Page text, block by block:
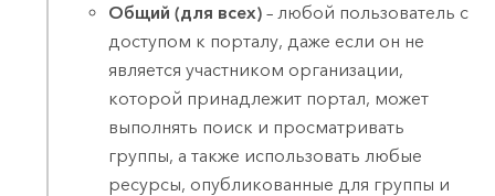
Общий (для всех) – любой пользователь с
доступом к порталу, даже если он не
является участником организации,
которой принадлежит портал, может
выполнять поиск и просматривать
группы, а также использовать любые
ресурсы, опубликованные для группы и